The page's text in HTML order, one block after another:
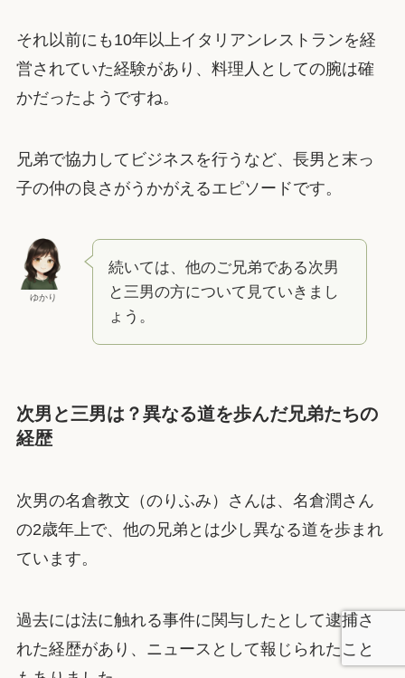
それ以前にも10年以上イタリアンレストランを経
営されていた経験があり、料理人としての腕は確
かだったようですね。
兄弟で協力してビジネスを行うなど、長男と末っ
子の仲の良さがうかがえるエピソードです。
ゆかり
続いては、他のご兄弟である次男
と三男の方について見ていきまし
ょう。
次男と三男は？異なる道を歩んだ兄弟たちの
経歴
次男の名倉教文（のりふみ）さんは、名倉潤さん
の2歳年上で、他の兄弟とは少し異なる道を歩まれ
ています。
過去には法に触れる事件に関与したとして逮捕さ
れた経歴があり、ニュースとして報じられたこと